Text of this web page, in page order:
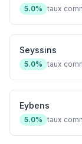
5.0% taux
Seyssins
5.0% taux
Eybens
5.0% taux